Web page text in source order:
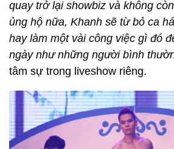
quay trở lại showbiz và không
ủng hộ nữa, Khanh sẽ từ bỏ ca
hay làm một vài công việc gì đó
ngày như những người bình
tâm sự trong liveshow riêng.